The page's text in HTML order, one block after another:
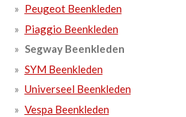
Peugeot Beenkleden
Piaggio Beenkleden
Segway Beenkleden
SYM Beenkleden
Universeel Beenkleden
Vespa Beenkleden